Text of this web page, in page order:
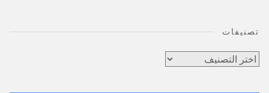
تصنيفات
تصنيفات